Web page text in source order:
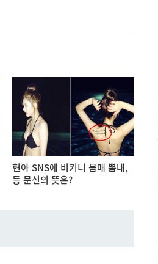
현아 SNS에 비키니 몸매 뽐내,
등 문신의 뜻은?